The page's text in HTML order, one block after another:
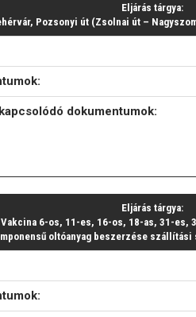
Eljárás tárgya:
Pozsonyi út (Zsolnai út –
dokumentumok:
Eljárás tárgya:
6-os, 11-es, 16-os, 18-as, 31-
oltóanyag beszerzése